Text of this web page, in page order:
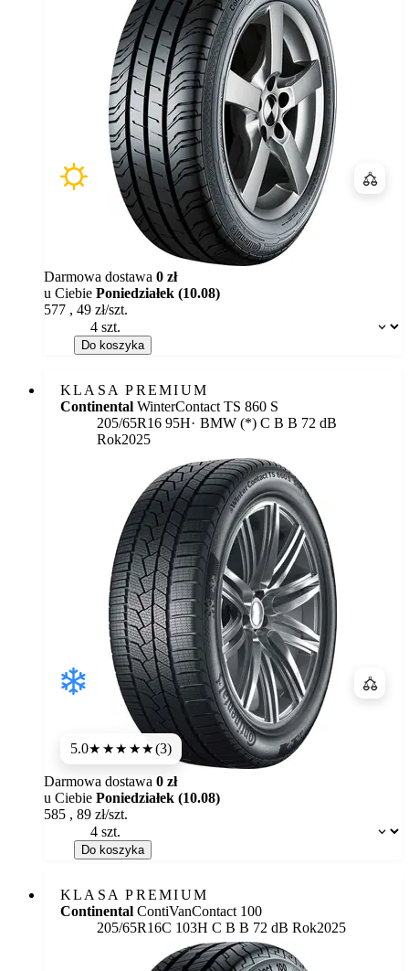
Dostępność:
Darmowa dostawa 0 zł
u Ciebie Poniedziałek (10.08)
577 , 49 zł/szt.
Do koszyka
KLASA PREMIUM
Continental WinterContact TS 860 S
205/65R16 95H
BMW (*) Etykieta:
C B B 72 dB
Rok2025
5.0★★★★★(3)
Dostępność:
Darmowa dostawa 0 zł
u Ciebie Poniedziałek (10.08)
585 , 89 zł/szt.
Do koszyka
KLASA PREMIUM
Continental ContiVanContact 100
205/65R16C 103H Etykieta:
C B B 72 dB Rok2025